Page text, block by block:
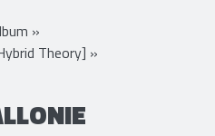
»
Theory] »